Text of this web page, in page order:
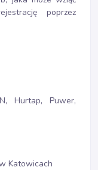
poprzez
Hurtap, Puwer,
Katowicach